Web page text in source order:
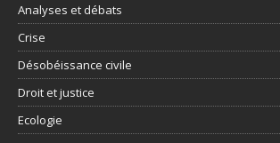
Analyses et débats
Crise
Désobéissance civile
Droit et justice
Ecologie